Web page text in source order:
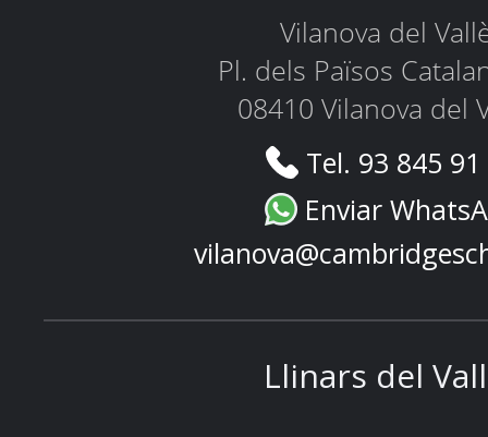
Vilanova del
Pl. dels Països
08410 Vilanova del
Tel. 93 845
Enviar
Llinars del